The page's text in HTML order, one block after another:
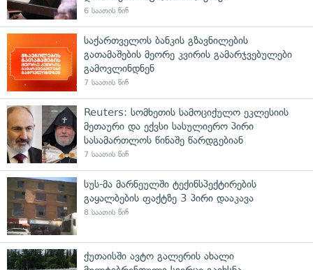
6 საათის წინ
საქართველოს ბანკის გზავნილების
გათამაშების მეორე კვირის გამარჯვებულები
გამოვლინდნენ
7 საათის წინ
Reuters: სომხეთის სამოციქულო ეკლესიის
მეთაური და ექვსი სასულიერო პირი
სასამართლოს წინაშე წარდგებიან
7 საათის წინ
სუს-მა მარნეულში ტექინსპექტირების
გაყალბების ფაქტზე 3 პირი დააკავა
8 საათის წინ
ქუთაისში ავტო გალერის ახალი